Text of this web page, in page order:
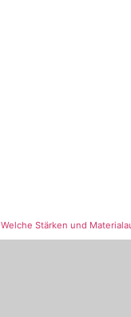
Welche Stärken und